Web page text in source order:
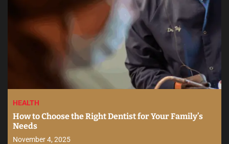
HEALTH
How to Choose the Right Dentist for Your Family’s
Needs
November 4, 2025